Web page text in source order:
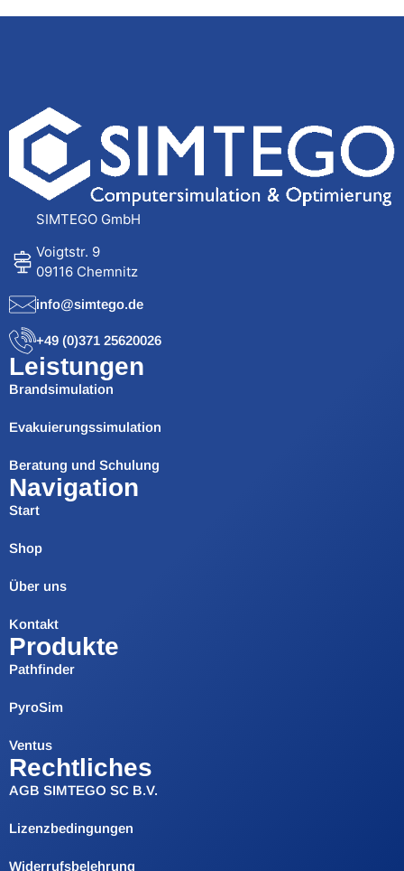
SIMTEGO GmbH
Voigtstr. 9
09116 Chemnitz
info@simtego.de
+49 (0)371 25620026
Leistungen
Brandsimulation
Evakuierungssimulation
Beratung und Schulung
Navigation
Start
Shop
Über uns
Kontakt
Produkte
Pathfinder
PyroSim
Ventus
Rechtliches
AGB SIMTEGO SC B.V.
Lizenzbedingungen
Widerrufsbelehrung